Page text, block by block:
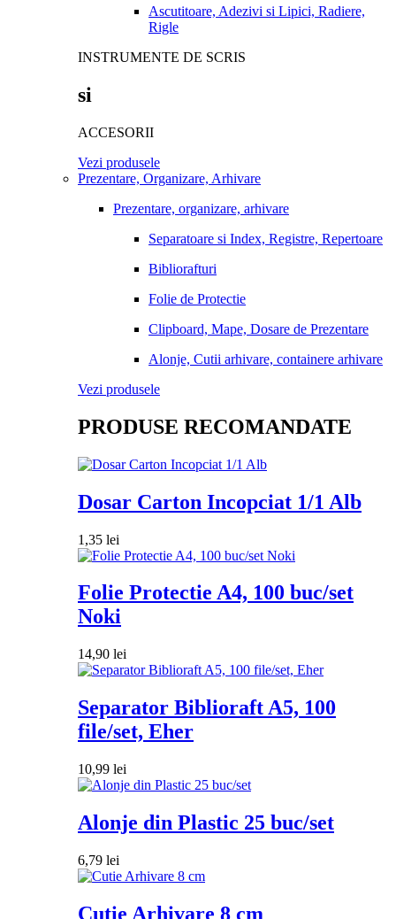
Ascutitoare, Adezivi si Lipici, Radiere,
Rigle
INSTRUMENTE DE SCRIS
si
ACCESORII
Vezi produsele
Prezentare, Organizare, Arhivare
Prezentare, organizare, arhivare
Separatoare si Index, Registre, Repertoare
Bibliorafturi
Folie de Protectie
Clipboard, Mape, Dosare de Prezentare
Alonje, Cutii arhivare, containere arhivare
Vezi produsele
PRODUSE RECOMANDATE
Dosar Carton Incopciat 1/1 Alb
1,35 lei
Folie Protectie A4, 100 buc/set
Noki
14,90 lei
Separator Biblioraft A5, 100
file/set, Eher
10,99 lei
Alonje din Plastic 25 buc/set
6,79 lei
Cutie Arhivare 8 cm